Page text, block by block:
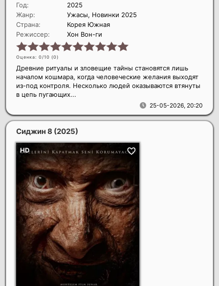
Год:
2025
Жанр:
Ужасы, Новинки 2025
Страна:
Корея Южная
Режиссер:
Хон Вон-ги
Оценка: 0/10 (0)
25-05-2026, 20:20
Древние ритуалы и зловещие тайны становятся лишь
началом кошмара, когда человеческие желания выходят
из-под контроля. Несколько людей оказываются втянуты
в цепь пугающих...
Сиджин 8 (2025)